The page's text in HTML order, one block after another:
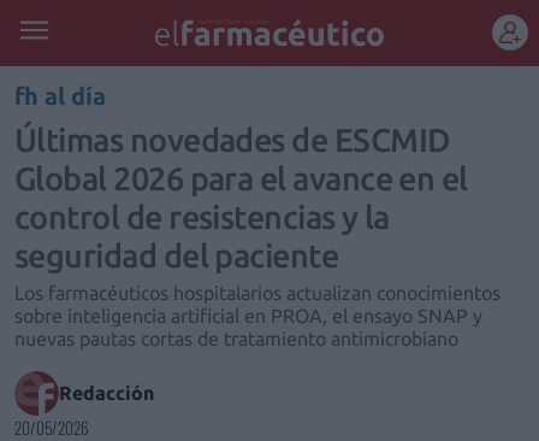
fh al día
Últimas novedades de ESCMID
Global 2026 para el avance en el
control de resistencias y la
seguridad del paciente
Los farmacéuticos hospitalarios actualizan conocimientos
sobre inteligencia artificial en PROA, el ensayo SNAP y
nuevas pautas cortas de tratamiento antimicrobiano
Redacción
20/05/2026